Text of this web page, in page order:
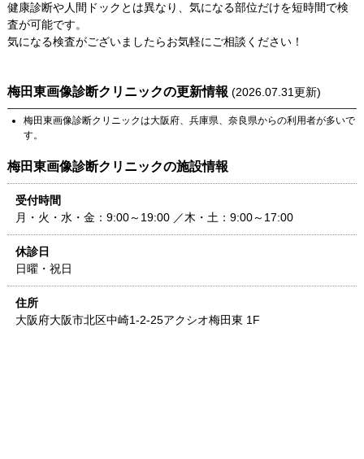
健康診断や人間ドックとは異なり、気になる部位だけを短時間で検
査が可能です。
気になる検査がございましたらお気軽にご相談ください！
梅田東画像診断クリニックの更新情報 (2026.07.31更新)
梅田東画像診断クリニックは大阪府、 兵庫県、 奈良県からの利用者が多いで
す。
梅田東画像診断クリニックの施設情報
受付時間
月・火・水・金：9:00～19:00 ／木・土：9:00～17:00
休診日
日曜・祝日
住所
大阪府大阪市北区中崎1-2-25アクシオ梅田東 1F